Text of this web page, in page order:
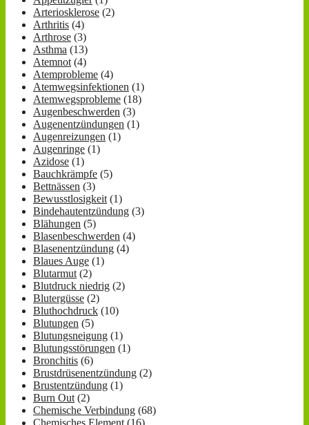
Arteriosklerose (2)
Arthritis (4)
Arthrose (3)
Asthma (13)
Atemnot (4)
Atemprobleme (4)
Atemwegsinfektionen (1)
Atemwegsprobleme (18)
Augenbeschwerden (3)
Augenentzündungen (1)
Augenreizungen (1)
Augenringe (1)
Azidose (1)
Bauchkrämpfe (5)
Bettnässen (3)
Bewusstlosigkeit (1)
Bindehautentzündung (3)
Blähungen (5)
Blasenbeschwerden (4)
Blasenentzündung (4)
Blaues Auge (1)
Blutarmut (2)
Blutdruck niedrig (2)
Blutergüsse (2)
Bluthochdruck (10)
Blutungen (5)
Blutungsneigung (1)
Blutungsstörungen (1)
Bronchitis (6)
Brustdrüsenentzündung (2)
Brustentzündung (1)
Burn Out (2)
Chemische Verbindung (68)